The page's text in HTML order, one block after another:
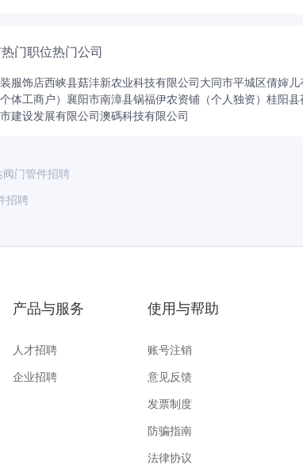
热门职位热门公司
服饰店西峡县菇沣新农业科技有限公司大同市平城区倩婶
体工商户） 襄阳市南漳县锅福伊农资铺（个人独资） 桂阳
建设发展有限公司澳碼科技有限公司
阀门管件招聘
招聘
产品与服务
人才招聘
企业招聘
使用与帮助
账号注销
意见反馈
发票制度
防骗指南
法律协议